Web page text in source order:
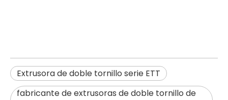
Extrusora de doble tornillo serie ETT
fabricante de extrusoras de doble tornillo de